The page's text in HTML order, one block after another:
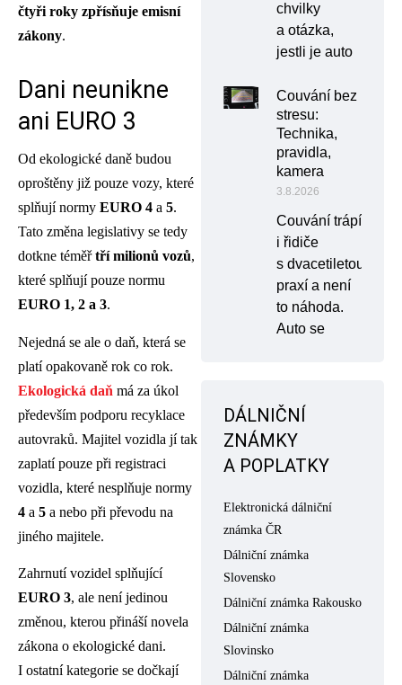
čtyři roky zpřísňuje emisní
zákony.
Dani neunikne
ani EURO 3
Od ekologické daně budou
oproštěny již pouze vozy, které
splňují normy EURO 4 a 5.
Tato změna legislativy se tedy
dotkne téměřtří milionů vozů,
které splňují pouze normu
EURO 1, 2 a 3.
Nejedná se ale o daň, která se
platí opakovaně rok co rok.
Ekologická daň má za úkol
především podporu recyklace
autovraků. Majitel vozidla jí tak
zaplatí pouze při registraci
vozidla, které nesplňuje normy
4 a 5 a nebo při převodu na
jiného majitele.
Zahrnutí vozidel splňující
EURO 3, ale není jedinou
změnou, kterou přináší novela
zákona o ekologické dani.
I ostatní kategorie se dočkají
chvilky
a otázka,
jestli je auto
Couvání bez
stresu:
Technika,
pravidla,
kamera
3.8.2026
Couvání trápí
i řidiče
s dvacetiletou
praxí a není
to náhoda.
Auto se
DÁLNIČNÍ
ZNÁMKY
A POPLATKY
Elektronická dálniční
známka ČR
Dálniční známka
Slovensko
Dálniční známka Rakousko
Dálniční známka
Slovinsko
Dálniční známka